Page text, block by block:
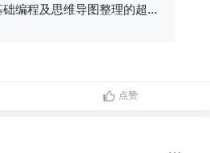
我把Java基础编程及思维导图整理的超级详细，小白都能看懂！
点赞